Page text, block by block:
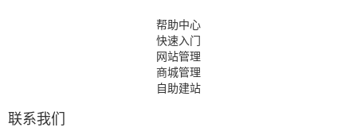
帮助中心
快速入门
网站管理
商城管理
自助建站
联系我们